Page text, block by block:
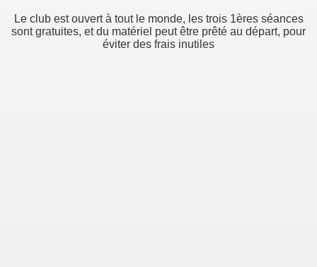
Le club est ouvert à tout le monde, les trois 1ères séances
sont gratuites, et du matériel peut être prêté au départ, pour
éviter des frais inutiles